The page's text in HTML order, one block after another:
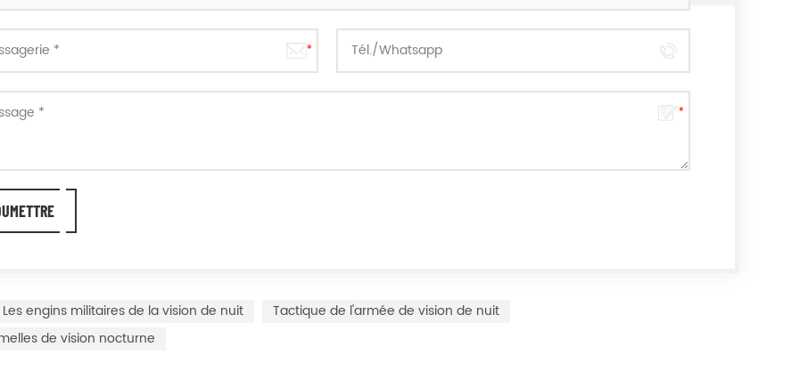
Les engins militaires de la vision de nuit
Tactique de l'armée de vision de nuit
de vision nocturne